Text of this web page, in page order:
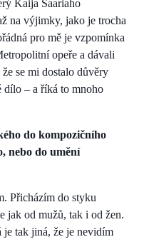
Kaija Saariaho
na výjimky, jako je trocha
pro mě je vzpomínka
opeře a dávali
se mi dostalo důvěry
dílo – a říká to mnoho
do kompozičního
nebo do umění
Přicházím do styku
jak od mužů, tak i od žen.
je tak jiná, že je nevidím